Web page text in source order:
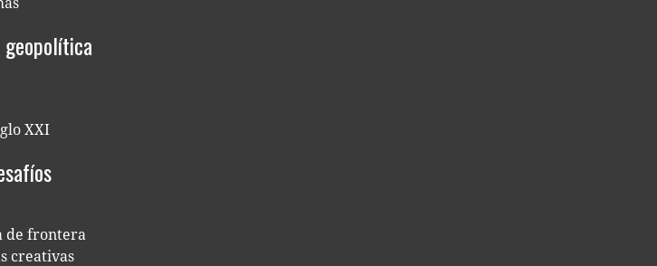
XXI
de frontera
creativas